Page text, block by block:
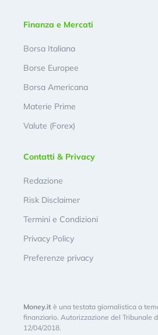
Finanza e Mercati
Borsa Italiana
Borse Europee
Borsa Americana
Materie Prime
Valute (Forex)
Contatti & Privacy
Redazione
Risk Disclaimer
Termini e Condizioni
Privacy Policy
Preferenze privacy
Money.it è una testata giornalistica a
finanziario. Autorizzazione del Tribunale
12/04/2018.